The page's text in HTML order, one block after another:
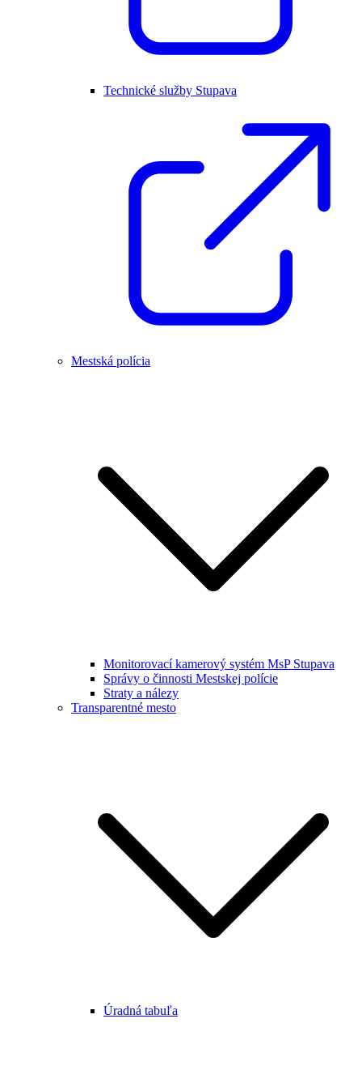
Technické služby Stupava
Mestská polícia
Monitorovací kamerový systém MsP Stupava
Správy o činnosti Mestskej polície
Straty a nálezy
Transparentné mesto
Úradná tabuľa